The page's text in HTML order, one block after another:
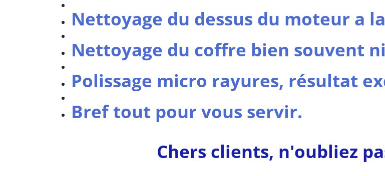
Nettoyage du dessus du moteur a
Nettoyage du coffre bien souvent
Polissage micro rayures, résultat
Bref tout pour vous servir.
Chers clients, n'oubliez